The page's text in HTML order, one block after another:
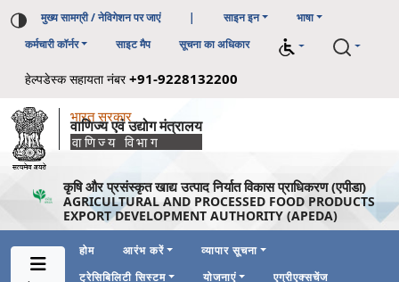
मुख्य सामग्री / नेविगेशन पर जाएं | साइन इन
भाषा
कर्मचारी कॉर्नर
साइट मैप सूचना का अधिकार
हेल्पडेस्क सहायता नंबर+91-9228132200
भारत सरकार
वाणिज्य एवं उद्योग मंत्रालय
वाणिज्य विभाग
कृषि और प्रसंस्कृत खाद्य उत्पाद निर्यात विकास प्राधिकरण (एपीडा)
AGRICULTURAL AND PROCESSED FOOD PRODUCTS
EXPORT DEVELOPMENT AUTHORITY (APEDA)
होम आरंभ करें
व्यापार सूचना
ट्रेसिबिलिटी सिस्टम
योजनाएं
एग्रीएक्सचेंज